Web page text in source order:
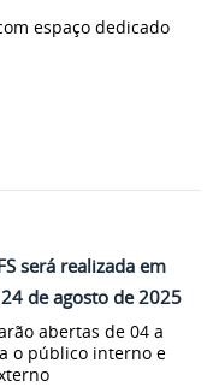
espaço dedicado
será realizada em
de agosto de 2025
abertas de 04 a
o público interno e